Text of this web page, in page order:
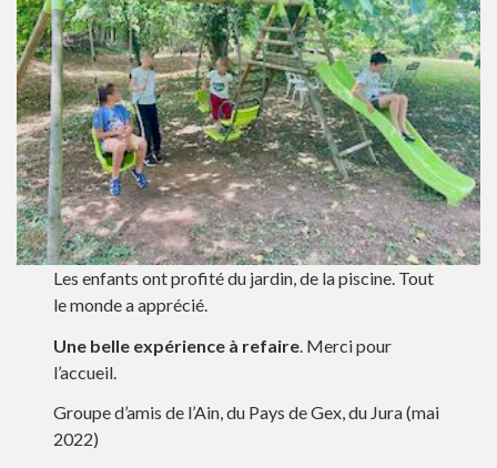
Les enfants ont profité du jardin, de la piscine. Tout
le monde a apprécié.
Une belle expérience à refaire. Merci pour
l’accueil.
Groupe d’amis de l’Ain, du Pays de Gex, du Jura (mai
2022)